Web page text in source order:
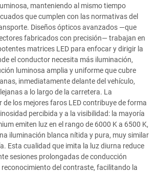
manteniendo al mismo tiempo
que cumplen con las normativas del
Diseños ópticos avanzados —que
fabricados con precisión— trabajan en
matrices LED para enfocar y dirigir la
el conductor necesita más iluminación,
luminosa amplia y uniforme que cubre
inmediatamente delante del vehículo,
a lo largo de la carretera. La
los mejores faros LED contribuye de forma
percibida y a la visibilidad: la mayoría
emiten luz en el rango de 6000 K a 6500 K,
iluminación blanca nítida y pura, muy similar
Esta cualidad que imita la luz diurna reduce
sesiones prolongadas de conducción
del contraste, facilitando la